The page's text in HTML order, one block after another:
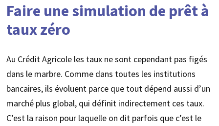
Faire une simulation de prêt à
taux zéro
Au Crédit Agricole les taux ne sont cependant pas figés
dans le marbre. Comme dans toutes les institutions
bancaires, ils évoluent parce que tout dépend aussi d’un
marché plus global, qui définit indirectement ces taux.
C’est la raison pour laquelle on dit parfois que c’est le